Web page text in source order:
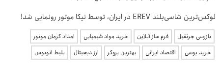
لوکس‌ترین شاسی‌بلند EREV در ایران، توسط نیکا موتور رونمایی شد!
بازرسی جرثقیل فرم ساز آنلاین خرید مواد شیمیایی
امداد کرمان موتور
خرید یوسی
اقتصاد ایرانی بهترین بروکر ارز دیجیتال بلیط اتوبوس